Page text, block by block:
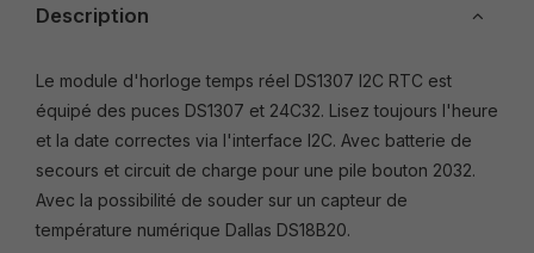
Description
Le module d'horloge temps réel DS1307 I2C RTC est
équipé des puces DS1307 et 24C32. Lisez toujours l'heure
et la date correctes via l'interface I2C. Avec batterie de
secours et circuit de charge pour une pile bouton 2032.
Avec la possibilité de souder sur un capteur de
température numérique Dallas DS18B20.